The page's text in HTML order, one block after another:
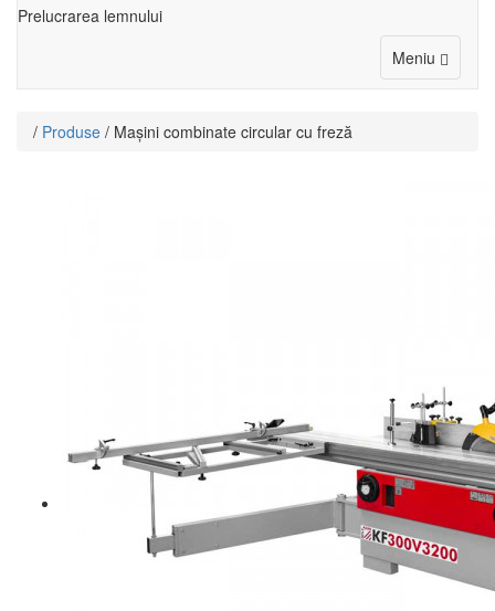
Prelucrarea lemnului
Meniu Toggle
/ Produse / Mașini combinate circular cu freză